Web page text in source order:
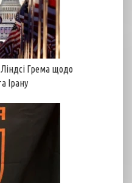
Грема щодо
Ірану